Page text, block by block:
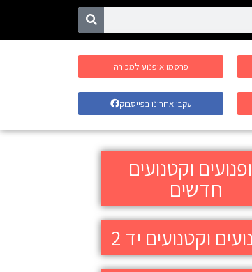
פרסמו אופנוע למכירה
עקבו אחרינו בפייסבוק
וקטנועים
חדשים
וקטנועים יד 2